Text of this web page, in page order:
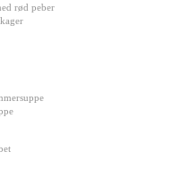
rød peber